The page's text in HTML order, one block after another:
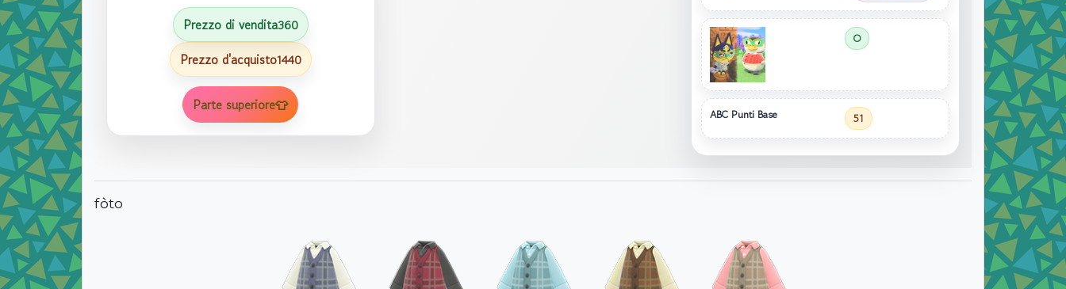
Prezzo di vendita360
Prezzo d'acquisto1440
Parte superiore👕
O
ABC Punti Base 51
fòto